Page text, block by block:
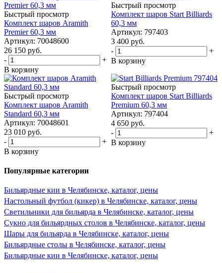
Быстрый просмотр
Комплект шаров Aramith
Premier 60,3 мм
Артикул: 70048600
26 150 руб.
-
+
В корзину
Быстрый просмотр
Комплект шаров Start Billiards
60,3 мм
Артикул: 797403
3 400 руб.
-
+
В корзину
Быстрый просмотр
Комплект шаров Aramith
Standard 60,3 мм
Артикул: 70048601
23 010 руб.
-
+
В корзину
Быстрый просмотр
Комплект шаров Start Billiards
Premium 60,3 мм
Артикул: 797404
4 650 руб.
-
+
В корзину
Популярные категории
Бильярдные кии в Челябинске, каталог, цены
Настольный футбол (кикер) в Челябинске, каталог, цены
Светильники для бильярда в Челябинске, каталог, цены
Сукно для бильярдных столов в Челябинске, каталог, цены
Шары для бильярда в Челябинске, каталог, цены
Бильярдные столы в Челябинске, каталог, цены
Бильярдные кии в Челябинске, каталог, цены